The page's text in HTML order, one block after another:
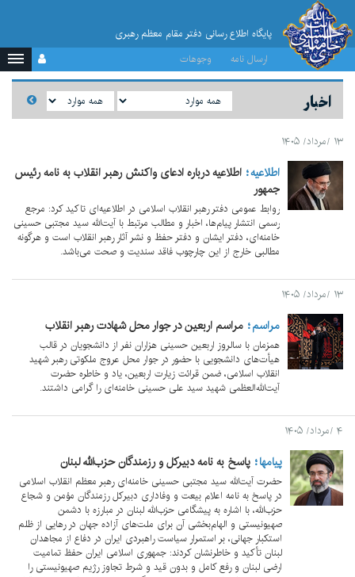
پایگاه اطلاع رسانی دفتر مقام معظم رهبری
ارسال نامه
وجوهات
اخبار
۱۳ /مرداد/ ۱۴۰۵
اطلاعیه اطلاعیه درباره ادعای واکنش رهبر انقلاب به نامه رئیس
جمهور
روابط عمومی دفتر رهبر انقلاب اسلامی در اطلاعیه‌ای تاکید کرد: مرجع
رسمی انتشار پیام‌ها، اخبار و مطالب مرتبط با آیت‌الله سید مجتبی حسینی
خامنه‌ای، دفتر ایشان و دفتر حفظ و نشر آثار رهبر انقلاب است و هرگونه
مطالبی خارج از این چارچوب فاقد سندیت و صحت می‌باشد.
۱۳ /مرداد/ ۱۴۰۵
مراسم مراسم اربعین در جوار محل شهادت رهبر انقلاب
همزمان با سالروز اربعین حسینی هزاران نفر از دانشجویان در قالب
هیأت‌های دانشجویی با حضور در جوار محل عروج ملکوتی رهبر شهید
انقلاب اسلامی، ضمن قرائت زیارت اربعین، یاد و خاطره حضرت
آیت‌الله‌العظمی شهید سید علی حسینی خامنه‌ای را گرامی داشتند.
۴ /مرداد/ ۱۴۰۵
پيامها پاسخ به نامه دبیرکل و رزمندگان حزب‌الله لبنان
حضرت آیت‌الله سید مجتبی حسینی خامنه‌ای رهبر معظم انقلاب اسلامی
در پاسخ به نامه اعلام بیعت و وفاداری دبیرکل رزمندگان مؤمن و شجاع
حزب‌الله، با اشاره به پیشگامی حزب‌الله لبنان در مبارزه با دشمن
صهیونیستی و الهام‌بخشی آن برای ملت‌های آزاده جهان در رهایی از ظلم
استکبار جهانی، بر استمرار سیاست راهبردی ایران در دفاع از مجاهدان
لبنان تأکید و خاطرنشان کردند: جمهوری اسلامی ایران حفظ تمامیت
ارضی لبنان و رفع کامل و بدون قید و شرط تجاوز رژیم صهیونیستی را